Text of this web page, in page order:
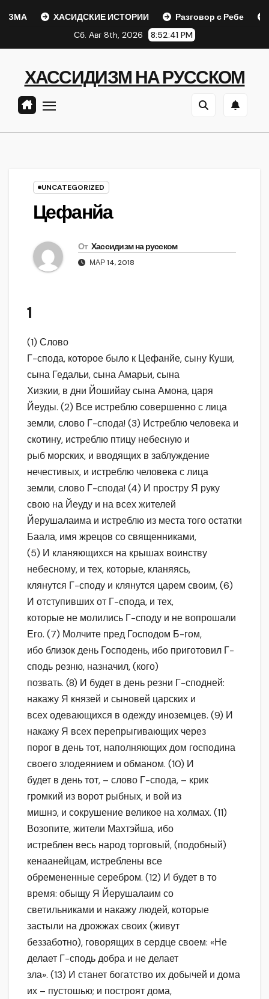
ХАСИДСКИЕ ИСТОРИИ Разговор с Ребе
Сб. Авг 8th, 2026
8:52:41 PM
ХАССИДИЗМ НА РУССКОМ
UNCATEGORIZED
Цефанйа
От Хассидизм на русском
МАР 14, 2018
1
(1) Слово
Г-спода, которое было к Цефанйе, сыну Куши,
сына Гедальи, сына Амарьи, сына
Хизкии, в дни Йошийау сына Амона, царя
Йеуды. (2) Все истреблю совершенно с лица
земли, слово Г-спода! (3) Истреблю человека и
скотину, истреблю птицу небесную и
рыб морских, и вводящих в заблуждение
нечестивых, и истреблю человека с лица
земли, слово Г-спода! (4) И простру Я руку
свою на Йеуду и на всех жителей
Йерушалаима и истреблю из места того остатки
Баала, имя жрецов со священниками,
(5) И кланяющихся на крышах воинству
небесному, и тех, которые, кланяясь,
клянутся Г-споду и клянутся царем своим, (6)
И отступивших от Г-спода, и тех,
которые не молились Г-споду и не вопрошали
Его. (7) Молчите пред Господом Б-гом,
ибо близок день Господень, ибо приготовил Г-
сподь резню, назначил, (кого)
позвать. (8) И будет в день резни Г-сподней:
накажу Я князей и сыновей царских и
всех одевающихся в одежду иноземцев. (9) И
накажу Я всех перепрыгивающих через
порог в день тот, наполняющих дом господина
своего злодеянием и обманом. (10) И
будет в день тот, – слово Г-спода, – крик
громкий из ворот рыбных, и вой из
мишнэ, и сокрушение великое на холмах. (11)
Возопите, жители Махтэйша, ибо
истреблен весь народ торговый, (подобный)
кенаанейцам, истреблены все
обремененные серебром. (12) И будет в то
время: обыщу Я Йерушалаим со
светильниками и накажу людей, которые
застыли на дрожжах своих (живут
беззаботно), говорящих в сердце своем: «Не
делает Г-сподь добра и не делает
зла». (13) И станет богатство их добычей и дома
их – пустошью; и построят дома,